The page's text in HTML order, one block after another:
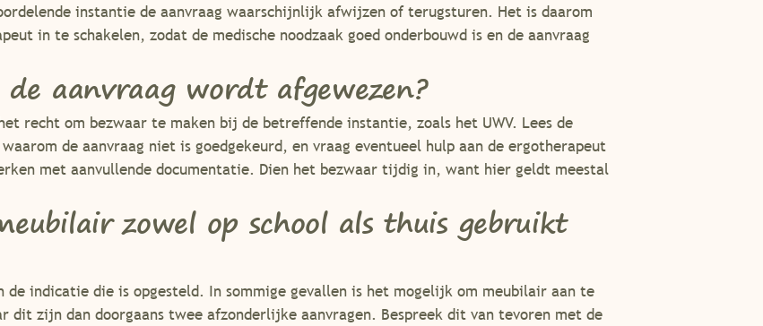
instantie de aanvraag waarschijnlijk afwijzen of terugsturen. Het is daarom
in te schakelen, zodat de medische noodzaak goed onderbouwd is en de aanvraag
aanvraag wordt afgewezen?
recht om bezwaar te maken bij de betreffende instantie, zoals het UWV. Lees de
de aanvraag niet is goedgekeurd, en vraag eventueel hulp aan de ergotherapeut
met aanvullende documentatie. Dien het bezwaar tijdig in, want hier geldt meestal
zowel op school als thuis gebruikt
de indicatie die is opgesteld. In sommige gevallen is het mogelijk om meubilair aan te
dit zijn dan doorgaans twee afzonderlijke aanvragen. Bespreek dit van tevoren met de